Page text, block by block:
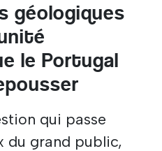
géologiques
le Portugal
qui passe
du grand public,